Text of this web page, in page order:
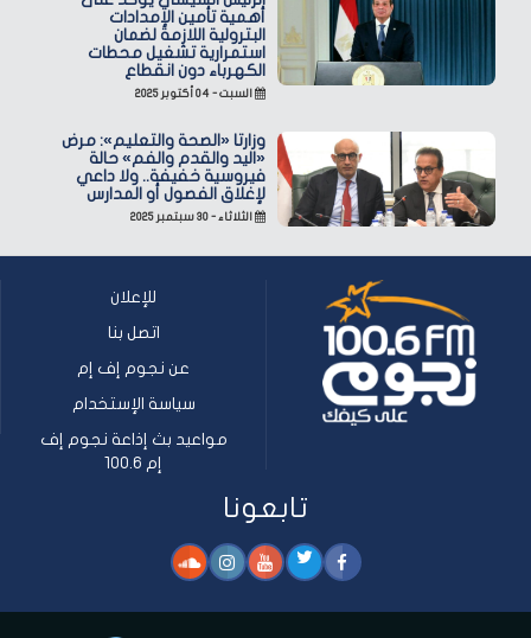
أهمية تأمين الإمدادات
البترولية اللازمة لضمان
استمرارية تشغيل محطات
الكهرباء دون انقطاع
السبت - ٠٤ أكتوبر ٢٠٢٥
وزارتا «الصحة والتعليم»: مرض
«اليد والقدم والفم» حالة
فيروسية خفيفة.. ولا داعي
لإغلاق الفصول أو المدارس
الثلاثاء - ٣٠ سبتمبر ٢٠٢٥
للإعلان
اتصل بنا
عن نجوم إف إم
سياسة الإستخدام
مواعيد بث إذاعة نجوم إف
إم 100.6
تابعونا